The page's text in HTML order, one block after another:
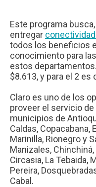
Este programa
entregar conectividad
todos los beneficios
conocimiento para
estos
$8.613, y para el 2 es
Claro es uno de los
proveer el servicio
municipios de
Caldas, Copacabana,
Marinilla, Rionegro y
Manizales,
Circasia, La Tebaida,
Pereira,
Cabal.